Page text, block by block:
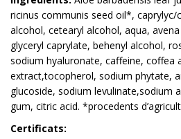
ricinus communis seed oil*, caprylyc/
alcohol, cetearyl alcohol, aqua,
glyceryl caprylate, behenyl alcohol,
sodium hyaluronate, caffeine, coffea
extract,tocopherol, sodium phytate,
glucoside, sodium levulinate,sodium
gum, citric acid. *procedents
Certificats: